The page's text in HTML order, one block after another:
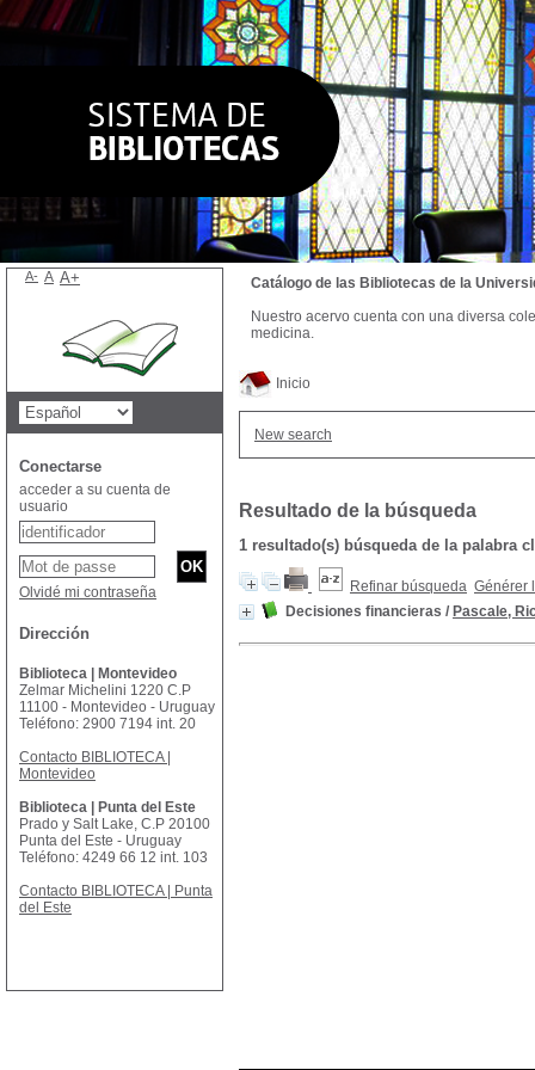
Inicio
New search
Resultado de la búsqueda
1 resultado(s) búsqueda de la palabra
Refinar búsqueda Générer
Decisiones financieras / Pascale,
Catálogo de las Bibliotecas de la
Nuestro acervo cuenta con una diversa
medicina.
A- A A+
Conectarse
acceder a su cuenta de
usuario
Olvidé mi contraseña
Dirección
Biblioteca | Montevideo
Zelmar Michelini 1220 C.P
11100 - Montevideo - Uruguay
Teléfono: 2900 7194 int. 20
Contacto BIBLIOTECA |
Montevideo
Biblioteca | Punta del Este
Prado y Salt Lake, C.P 20100
Punta del Este - Uruguay
Teléfono: 4249 66 12 int. 103
Contacto BIBLIOTECA | Punta
del Este